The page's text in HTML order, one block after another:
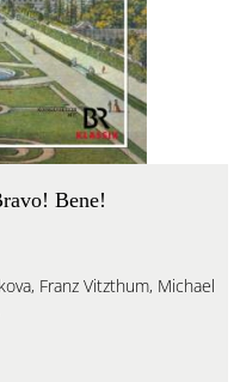
Bene!
Franz Vitzthum, Michael